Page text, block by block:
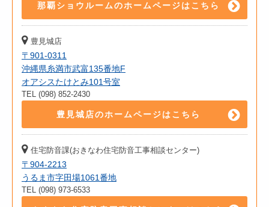
那覇ショウルームのホームページはこちら
豊見城店
〒901-0311
沖縄県糸満市武富135番地F
オアシスたけとみ101号室
TEL (098) 852-2430
豊見城店のホームページはこちら
住宅防音課(おきなわ住宅防音工事相談センター)
〒904-2213
うるま市字田場1061番地
TEL (098) 973-6533